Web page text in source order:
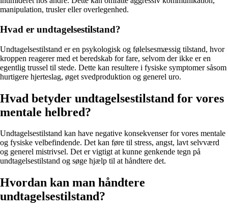
manipulation, trusler eller overlegenhed.
Hvad er undtagelsestilstand?
Undtagelsestilstand er en psykologisk og følelsesmæssig tilstand, hvor
kroppen reagerer med et beredskab for fare, selvom der ikke er en
egentlig trussel til stede. Dette kan resultere i fysiske symptomer såsom
hurtigere hjerteslag, øget svedproduktion og generel uro.
Hvad betyder undtagelsestilstand for vores
mentale helbred?
Undtagelsestilstand kan have negative konsekvenser for vores mentale
og fysiske velbefindende. Det kan føre til stress, angst, lavt selvværd
og generel mistrivsel. Det er vigtigt at kunne genkende tegn på
undtagelsestilstand og søge hjælp til at håndtere det.
Hvordan kan man håndtere
undtagelsestilstand?